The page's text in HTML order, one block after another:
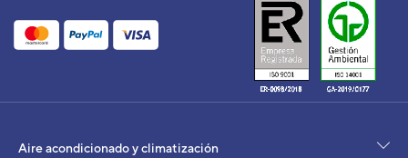
Aire acondicionado y climatización